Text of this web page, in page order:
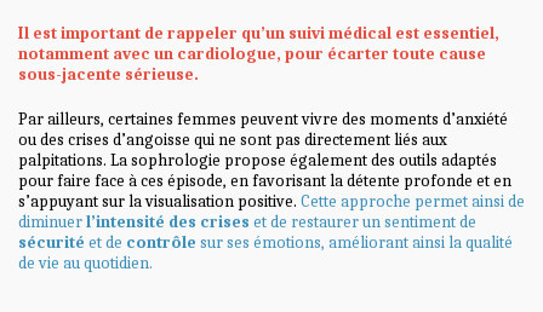
Il est important de rappeler qu’un suivi médical est essentiel,
notamment avec un cardiologue, pour écarter toute cause
sous-jacente sérieuse.
Par ailleurs, certaines femmes peuvent vivre des moments d’anxiété
ou des crises d’angoisse qui ne sont pas directement liés aux
palpitations. La sophrologie propose également des outils adaptés
pour faire face à ces épisode, en favorisant la détente profonde et en
s’appuyant sur la visualisation positive. Cette approche permet ainsi de
diminuerl’intensité des crises et de restaurer un sentiment de
sécurité et de contrôle sur ses émotions, améliorant ainsi la qualité
de vie au quotidien.